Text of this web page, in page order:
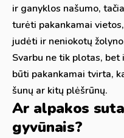
ir ganyklos našumo,
turėti pakankamai
judėti ir neniokotų
Svarbu ne tik plotas, bet
būti pakankamai tvirta,
šunų ar kitų plėšrūnų.
Ar alpakos
gyvūnais?